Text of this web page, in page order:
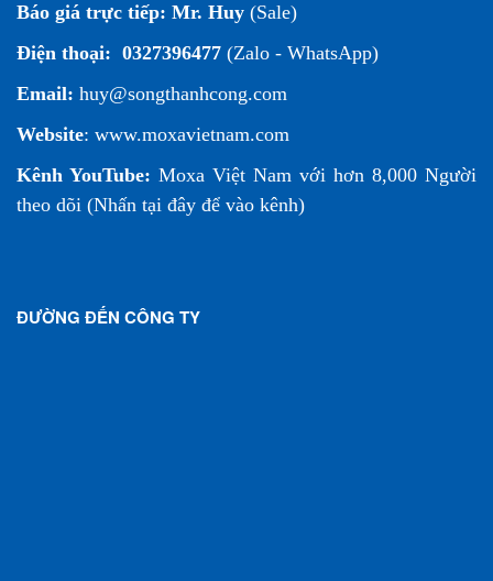
Báo giá trực tiếp: Mr. Huy (Sale)
Điện thoại: 0327396477 (Zalo - WhatsApp)
Email: huy@songthanhcong.com
Website: www.moxavietnam.com
Kênh YouTube: Moxa Việt Nam với hơn 8,000 Người
theo dõi (Nhấn tại đây để vào kênh)
ĐƯỜNG ĐẾN CÔNG TY